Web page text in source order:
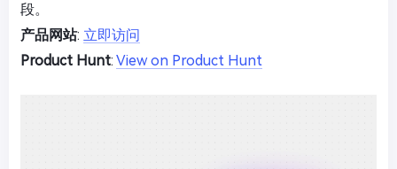
段。
产品网站: 立即访问
Product Hunt: View on Product Hunt